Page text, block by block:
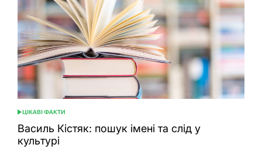
ОПУБЛІКУВАТИ
У
ЦІКАВІ ФАКТИ
Василь Кістяк: пошук імені та слід у
культурі